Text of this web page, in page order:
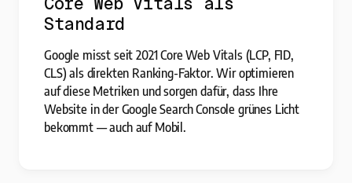
Standard
Google misst seit 2021 Core Web Vitals (LCP, FID,
CLS) als direkten Ranking-Faktor. Wir optimieren
auf diese Metriken und sorgen dafür, dass Ihre
Website in der Google Search Console grünes Licht
bekommt — auch auf Mobil.